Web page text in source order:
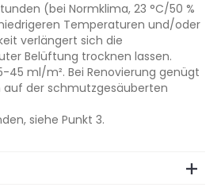
(bei Normklima, 23 °C/50 %
Temperaturen und/oder
verlängert sich die
Belüftung trocknen lassen.
45 ml/m². Bei Renovierung genügt
auf der schmutzgesäuberten
siehe Punkt 3.